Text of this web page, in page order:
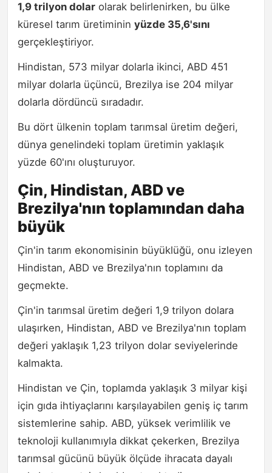
1,9 trilyon dolar olarak belirlenirken, bu ülke
küresel tarım üretiminin yüzde 35,6'sını
gerçekleştiriyor.
Hindistan, 573 milyar dolarla ikinci, ABD 451
milyar dolarla üçüncü, Brezilya ise 204 milyar
dolarla dördüncü sıradadır.
Bu dört ülkenin toplam tarımsal üretim değeri,
dünya genelindeki toplam üretimin yaklaşık
yüzde 60'ını oluşturuyor.
Çin, Hindistan, ABD ve
Brezilya'nın toplamından daha
büyük
Çin'in tarım ekonomisinin büyüklüğü, onu izleyen
Hindistan, ABD ve Brezilya'nın toplamını da
geçmekte.
Çin'in tarımsal üretim değeri 1,9 trilyon dolara
ulaşırken, Hindistan, ABD ve Brezilya'nın toplam
değeri yaklaşık 1,23 trilyon dolar seviyelerinde
kalmakta.
Hindistan ve Çin, toplamda yaklaşık 3 milyar kişi
için gıda ihtiyaçlarını karşılayabilen geniş iç tarım
sistemlerine sahip. ABD, yüksek verimlilik ve
teknoloji kullanımıyla dikkat çekerken, Brezilya
tarımsal gücünü büyük ölçüde ihracata dayalı